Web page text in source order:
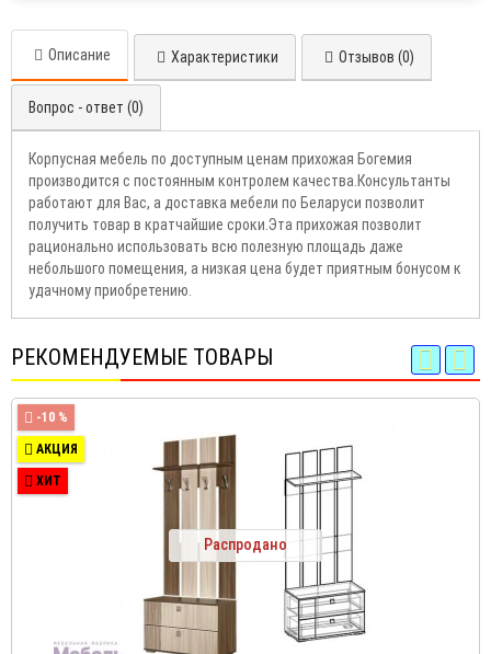
Описание Характеристики Отзывов (0)
Вопрос - ответ (0)
Корпусная мебель по доступным ценам прихожая Богемия
производится с постоянным контролем качества.Консультанты
работают для Вас, а доставка мебели по Беларуси позволит
получить товар в кратчайшие сроки.Эта прихожая позволит
рационально использовать всю полезную площадь даже
небольшого помещения, а низкая цена будет приятным бонусом к
удачному приобретению.
РЕКОМЕНДУЕМЫЕ ТОВАРЫ
-10 %
АКЦИЯ
ХИТ
Распродано